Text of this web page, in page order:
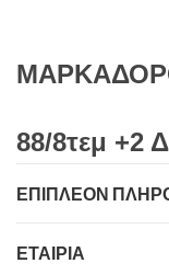
88/8τεμ +2
ΕΠΙΠΛΈΟΝ
ΕΤΑΙΡΊΑ